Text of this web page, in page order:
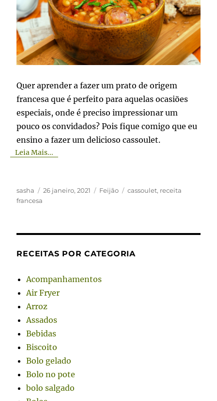
Quer aprender a fazer um prato de origem
francesa que é perfeito para aquelas ocasiões
especiais, onde é preciso impressionar um
pouco os convidados? Pois fique comigo que eu
ensino a fazer um delicioso cassoulet.
Leia Mais...
Autor
sasha
Publicado
26 janeiro, 2021 Categorias
Feijão Tags
cassoulet, receita
francesa
RECEITAS POR CATEGORIA
Acompanhamentos
Air Fryer
Arroz
Assados
Bebidas
Biscoito
Bolo gelado
Bolo no pote
bolo salgado